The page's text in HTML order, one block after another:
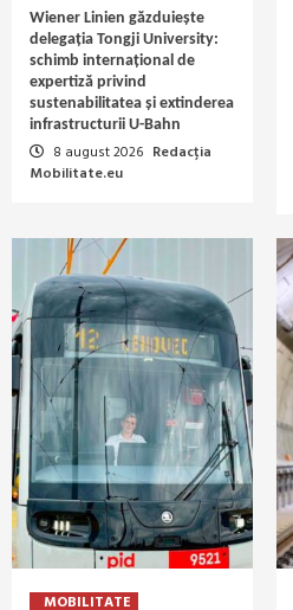
Wiener Linien găzduiește
delegația Tongji University:
schimb internațional de
expertiză privind
sustenabilitatea și extinderea
infrastructurii U-Bahn
8 august 2026 Redacția
Mobilitate.eu
MOBILITATE